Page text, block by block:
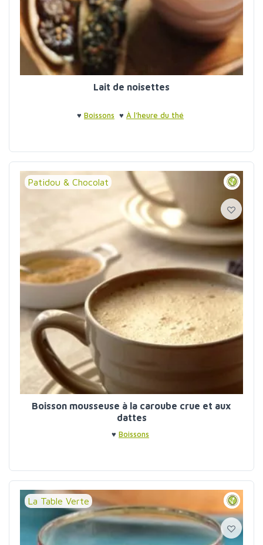
Lait de noisettes
♥ Boissons ♥ À l'heure du thé
Patidou & Chocolat
Boisson mousseuse à la caroube crue et aux
dattes
♥ Boissons
La Table Verte